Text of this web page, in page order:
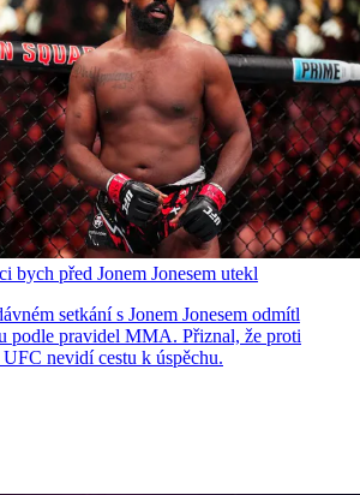
bych před Jonem Jonesem utekl
setkání s Jonem Jonesem odmítl
podle pravidel MMA. Přiznal, že proti
nevidí cestu k úspěchu.